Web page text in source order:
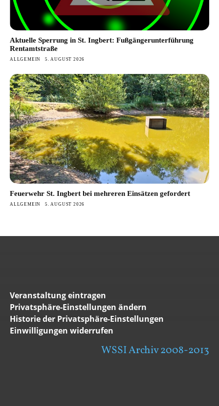
Aktuelle Sperrung in St. Ingbert: Fußgängerunterführung
Rentamtstraße
ALLGEMEIN 5. AUGUST 2026
Feuerwehr St. Ingbert bei mehreren Einsätzen gefordert
ALLGEMEIN 5. AUGUST 2026
Veranstaltung eintragen
Privatsphäre-Einstellungen ändern
Historie der Privatsphäre-Einstellungen
Einwilligungen widerrufen
WSSI Archiv 2008-2013